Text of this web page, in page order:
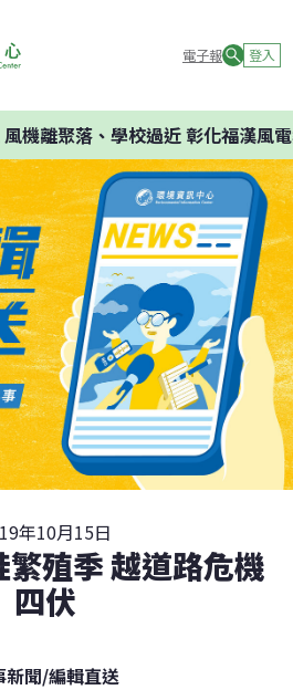
電子報 登入
機離聚落、學校過近 彰化福漢風電
年10月15日
殖季 越道路危機
四伏
新聞/編輯直送